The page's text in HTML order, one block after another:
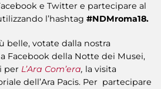
e Twitter e partecipare al
l’hashtag #NDMroma18.
belle, votate dalla nostra
Facebook della Notte dei Musei,
per L’Ara Com’era, la visita
dell’Ara Pacis. Per partecipare